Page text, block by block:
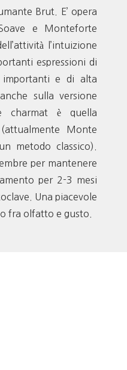
Brut. E’ opera
e Monteforte
l’intuizione
espressioni di
importanti e di alta
sulla versione
charmat è quella
Monte
metodo classico).
per mantenere
per 2-3 mesi
Una piacevole
fra olfatto e gusto.